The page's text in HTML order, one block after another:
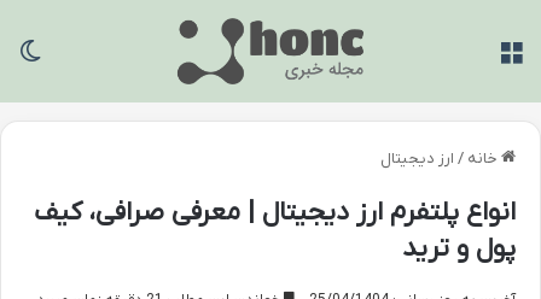
خانه / ارز دیجیتال
انواع پلتفرم ارز دیجیتال | معرفی صرافی، کیف
پول و ترید